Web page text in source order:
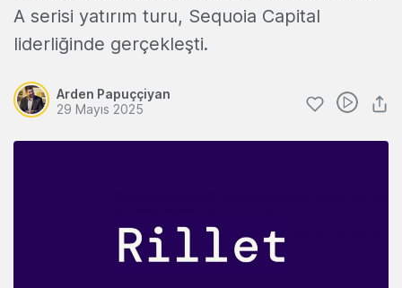
A serisi yatırım turu, Sequoia Capital
liderliğinde gerçekleşti.
Arden Papuççiyan
29 Mayıs 2025